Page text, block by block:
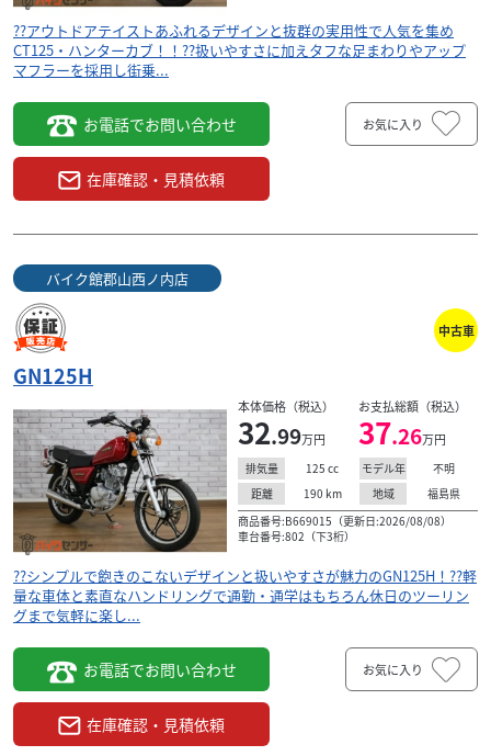
??アウトドアテイストあふれるデザインと抜群の実用性で人気を集め
CT125・ハンターカブ！！??扱いやすさに加えタフな足まわりやアップ
マフラーを採用し街乗...
お電話でお問い合わせ
在庫確認・見積依頼
お気に入り
バイク館郡山西ノ内店
中古車
GN125H
本体価格（税込）
32.99万円
お支払総額（税込）
37.26万円
排気量 125 cc モデル年
不明
距離
190 km 地域
福島県
商品番号:B669015（更新日:2026/08/08）
車台番号:802（下3桁）
??シンプルで飽きのこないデザインと扱いやすさが魅力のGN125H！??軽
量な車体と素直なハンドリングで通勤・通学はもちろん休日のツーリン
グまで気軽に楽し...
お電話でお問い合わせ
在庫確認・見積依頼
お気に入り